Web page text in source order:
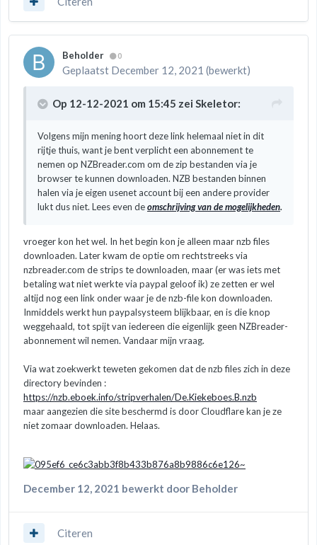
Beholder 0
Geplaatst December 12, 2021 (bewerkt)
Op 12-12-2021 om 15:45 zei Skeletor:
Volgens mijn mening hoort deze link helemaal niet in dit
rijtje thuis, want je bent verplicht een abonnement te
nemen op NZBreader.com om de zip bestanden via je
browser te kunnen downloaden. NZB bestanden binnen
halen via je eigen usenet account bij een andere provider
lukt dus niet. Lees even deomschrijving van de mogelijkheden.
vroeger kon het wel. In het begin kon je alleen maar nzb files
downloaden. Later kwam de optie om rechtstreeks via
nzbreader.com de strips te downloaden, maar (er was iets met
betaling wat niet werkte via paypal geloof ik) ze zetten er wel
altijd nog een link onder waar je de nzb-file kon downloaden.
Inmiddels werkt hun paypalsysteem blijkbaar, en is die knop
weggehaald, tot spijt van iedereen die eigenlijk geen NZBreader-
abonnement wil nemen. Vandaar mijn vraag.
Via wat zoekwerkt teweten gekomen dat de nzb files zich in deze
directory bevinden :
https://nzb.eboek.info/stripverhalen/De.Kiekeboes.B.nzb
maar aangezien die site beschermd is door Cloudflare kan je ze
niet zomaar downloaden. Helaas.
December 12, 2021 bewerkt door Beholder
Citeren